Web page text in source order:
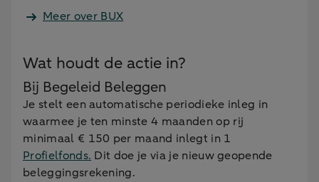
Meer over BUX
Wat houdt de actie in?
Bij Begeleid Beleggen
Je stelt een automatische periodieke inleg in
waarmee je ten minste 4 maanden op rij
minimaal € 150 per maand inlegt in 1
Profielfonds. Dit doe je via je nieuw geopende
beleggingsrekening.